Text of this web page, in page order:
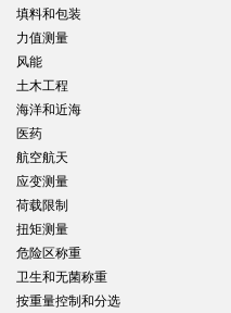
填料和包装
力值测量
风能
土木工程
海洋和近海
医药
航空航天
应变测量
荷载限制
扭矩测量
危险区称重
卫生和无菌称重
按重量控制和分选